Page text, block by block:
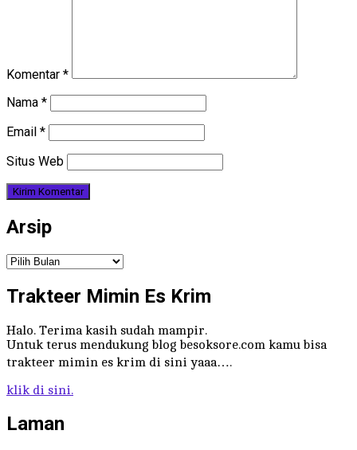
Komentar *
Nama *
Email *
Situs Web
Arsip
Arsip
Trakteer Mimin Es Krim
Halo. Terima kasih sudah mampir.
Untuk terus mendukung blog besoksore.com kamu bisa
trakteer mimin es krim di sini yaaa….
klik di sini.
Laman